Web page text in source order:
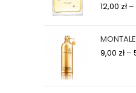
12,00 zł –
9,00 zł –